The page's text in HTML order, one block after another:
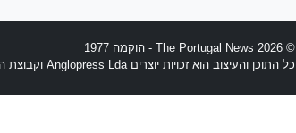
© 2026 The Portugal News - הוקמה 1977
כל התוכן והעיצוב הוא זכויות יוצרים Anglopress Lda וקבוצת החדשות של עיתונים